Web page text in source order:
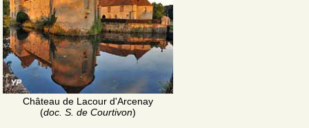
Château de Lacour d'Arcenay
(doc. S. de Courtivon)